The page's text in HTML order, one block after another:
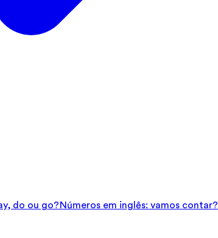
do ou go?Números em inglês: vamos contar?